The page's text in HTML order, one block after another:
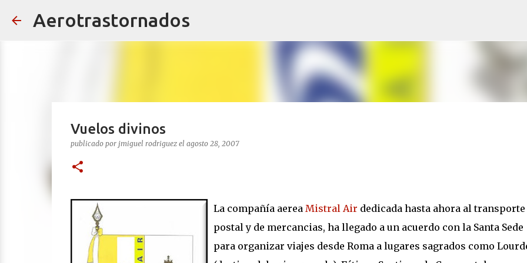
Aerotrastornados
Vuelos divinos
publicado por jmiguel rodriguez el agosto 28, 2007
La compañía aerea Mistral Air dedicada hasta ahora al transporte
postal y de mercancias, ha llegado a un acuerdo con la Santa Sede
para organizar viajes desde Roma a lugares sagrados como